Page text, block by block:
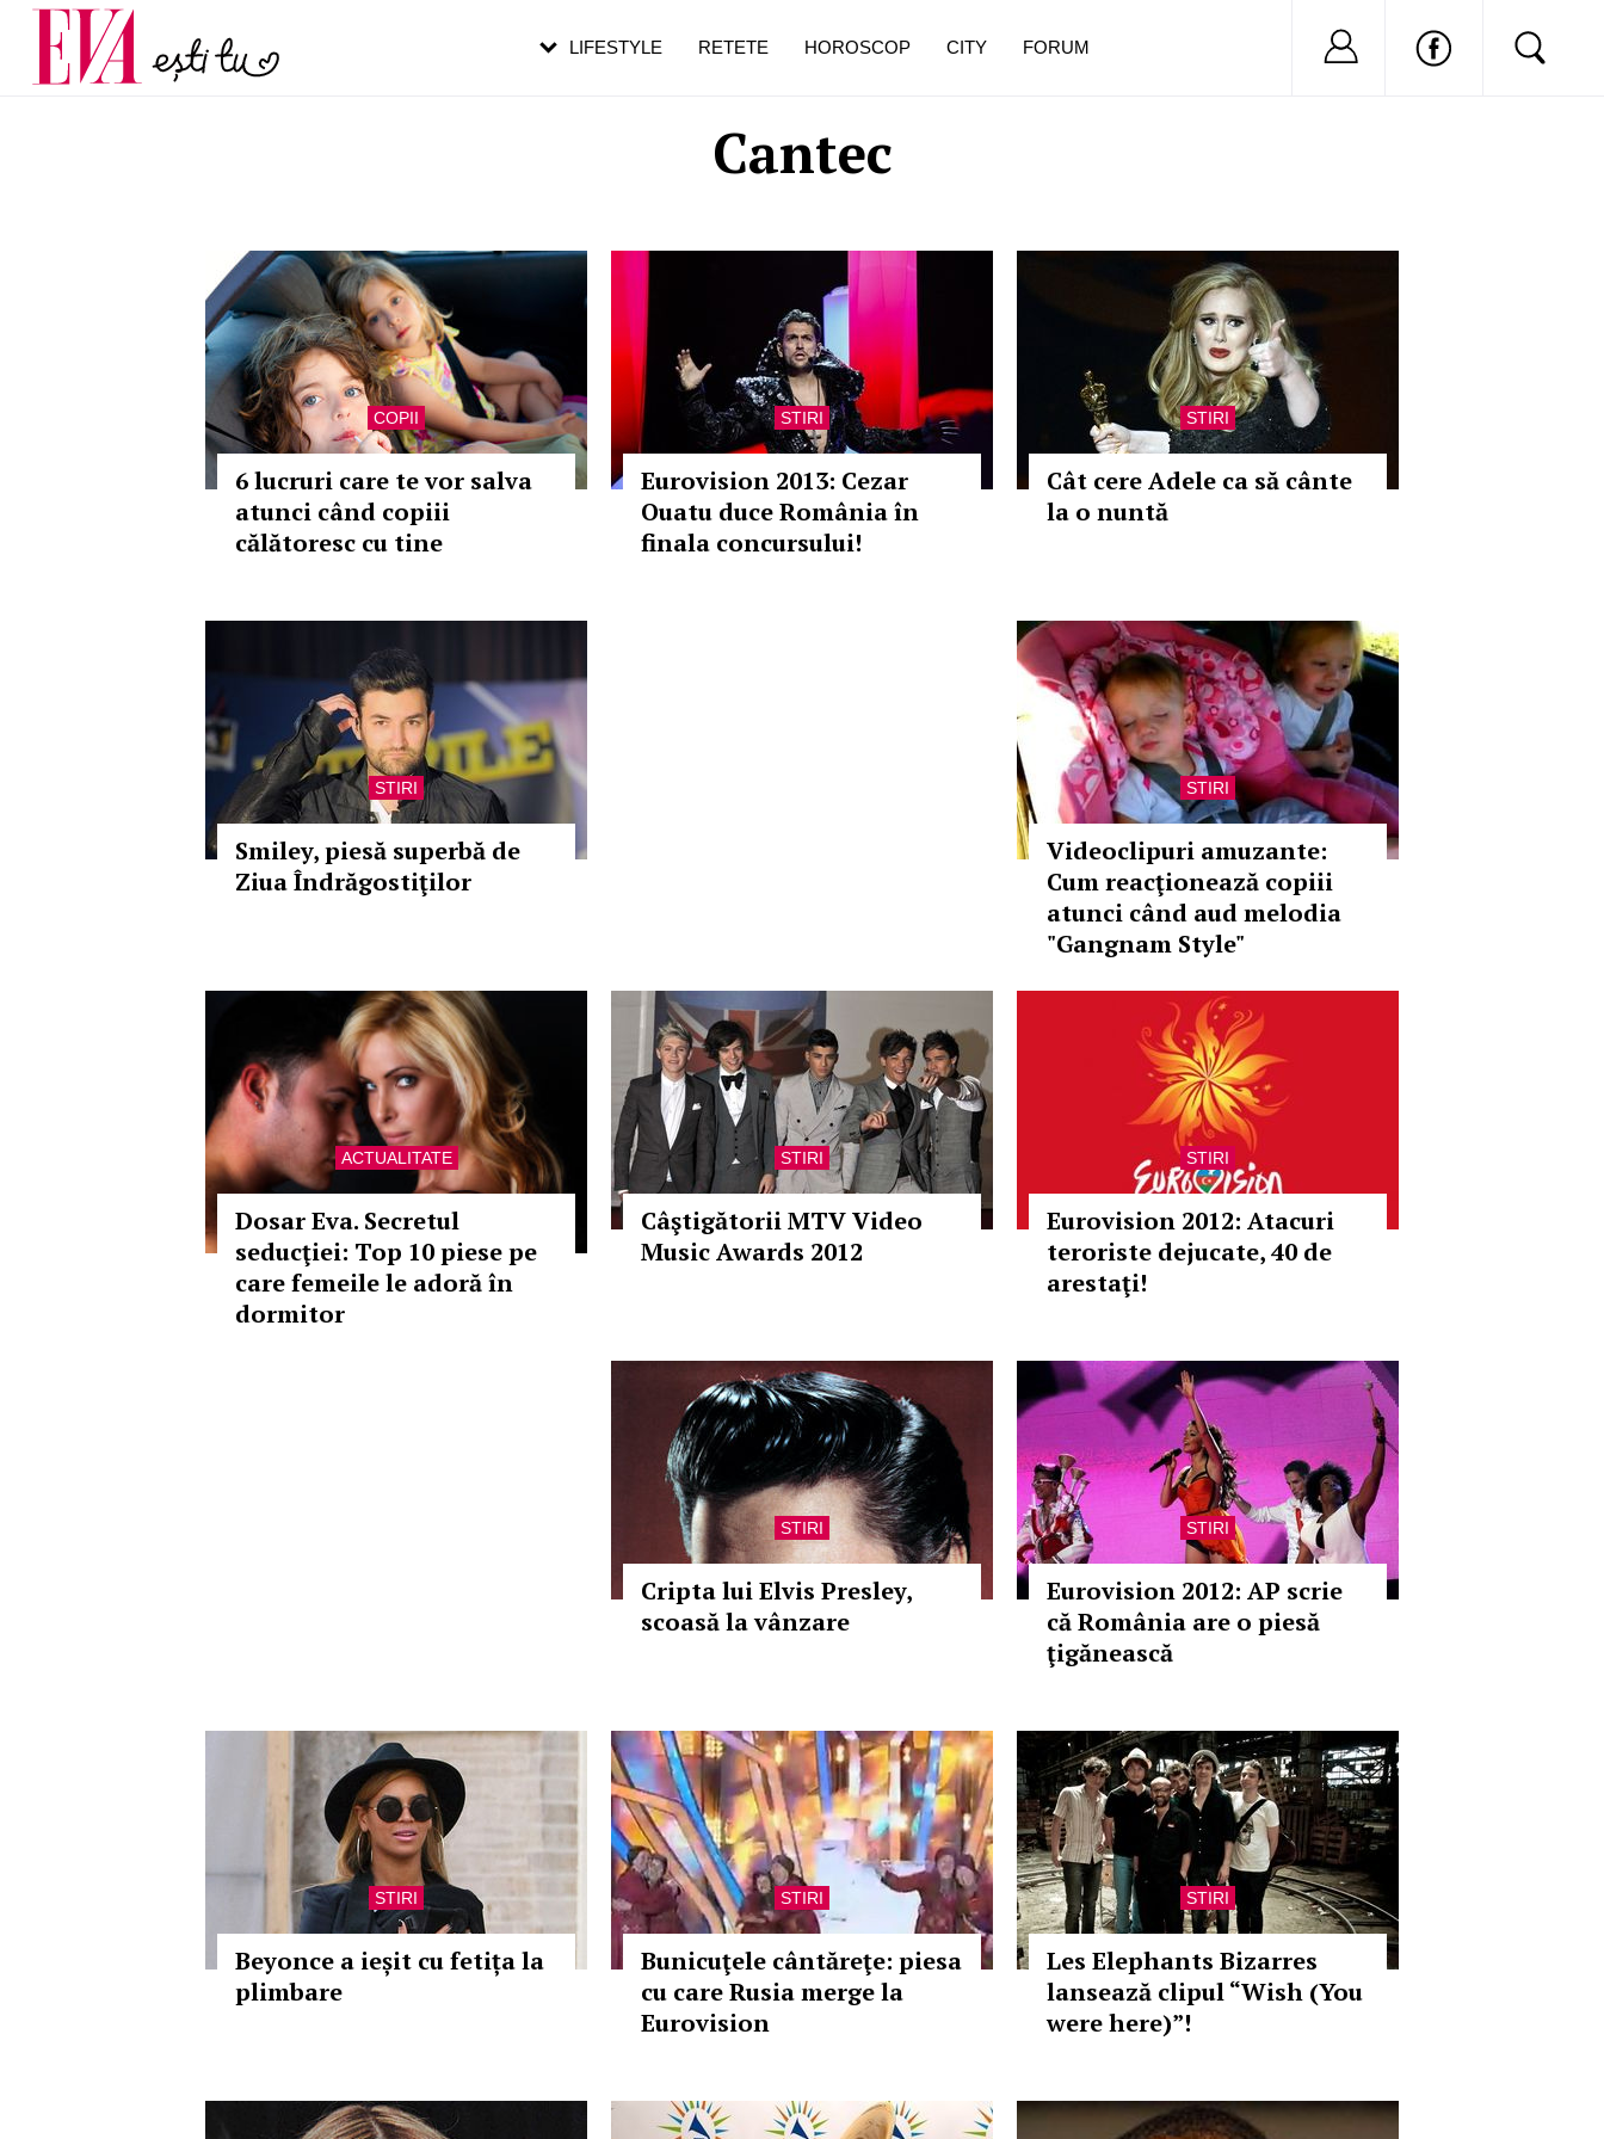
Cantec
COPII
6 lucruri care te vor salva
atunci când copiii
călătoresc cu tine
STIRI
Eurovision 2013: Cezar
Ouatu duce România în
finala concursului!
STIRI
Cât cere Adele ca să cânte
la o nuntă
STIRI
Smiley, piesă superbă de
Ziua Îndrăgostiţilor
STIRI
Videoclipuri amuzante:
Cum reacţionează copiii
atunci când aud melodia
"Gangnam Style"
ACTUALITATE
Dosar Eva. Secretul
seducţiei: Top 10 piese pe
care femeile le adoră în
dormitor
STIRI
Câştigătorii MTV Video
Music Awards 2012
STIRI
Eurovision 2012: Atacuri
teroriste dejucate, 40 de
arestaţi!
STIRI
Cripta lui Elvis Presley,
scoasă la vânzare
STIRI
Eurovision 2012: AP scrie
că România are o piesă
ţigănească
STIRI
Beyonce a ieșit cu fetița la
plimbare
STIRI
Bunicuţele cântăreţe: piesa
cu care Rusia merge la
Eurovision
STIRI
Les Elephants Bizarres
lansează clipul “Wish (You
were here)”!
LIFESTYLE RETETE HOROSCOP CITY FORUM Nu ai cont?
Carieră
Actualitate
pe măsură ce înaintezi în vârstă